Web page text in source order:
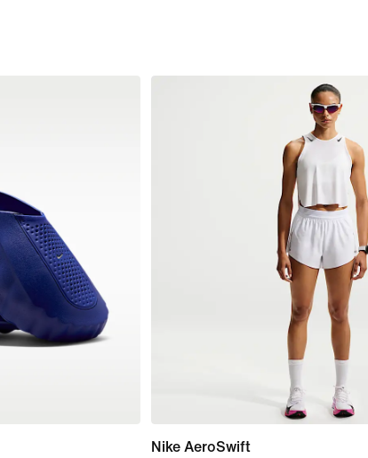
Nike AeroSwift